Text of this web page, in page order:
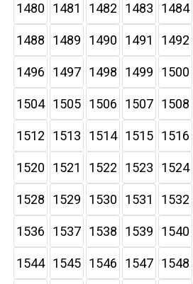
1480 1481 1482 1483 1484
1488 1489 1490 1491 1492
1496 1497 1498 1499 1500
1504 1505 1506 1507 1508
1512 1513 1514 1515 1516
1520 1521 1522 1523 1524
1528 1529 1530 1531 1532
1536 1537 1538 1539 1540
1544 1545 1546 1547 1548